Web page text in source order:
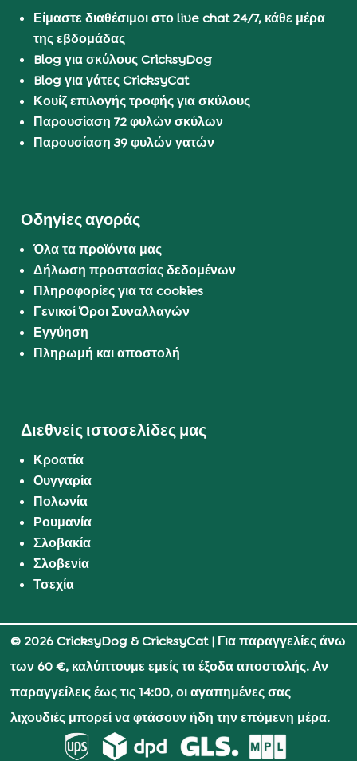
Είμαστε διαθέσιμοι στο live chat 24/7, κάθε μέρα
της εβδομάδας
Blog για σκύλους CricksyDog
Blog για γάτες CricksyCat
Κουίζ επιλογής τροφής για σκύλους
Παρουσίαση 72 φυλών σκύλων
Παρουσίαση 39 φυλών γατών
Οδηγίες αγοράς
Όλα τα προϊόντα μας
Δήλωση προστασίας δεδομένων
Πληροφορίες για τα cookies
Γενικοί Όροι Συναλλαγών
Εγγύηση
Πληρωμή και αποστολή
Διεθνείς ιστοσελίδες μας
Κροατία
Ουγγαρία
Πολωνία
Ρουμανία
Σλοβακία
Σλοβενία
Τσεχία
© 2026 CricksyDog & CricksyCat| Για παραγγελίες άνω
των 60 €, καλύπτουμε εμείς τα έξοδα αποστολής. Αν
παραγγείλεις έως τις 14:00, οι αγαπημένες σας
λιχουδιές μπορεί να φτάσουν ήδη την επόμενη μέρα.